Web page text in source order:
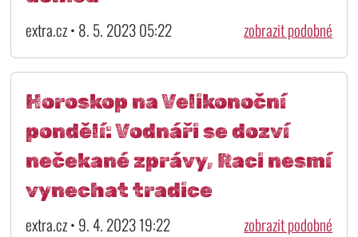
extra.cz • 8. 5. 2023 05:22 zobrazit podobné
Horoskop na Velikonoční
pondělí: Vodnáři se dozví
nečekané zprávy, Raci nesmí
vynechat tradice
extra.cz • 9. 4. 2023 19:22 zobrazit podobné